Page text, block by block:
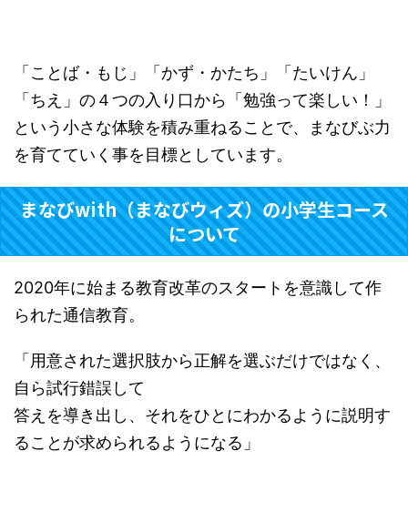
「ことば・もじ」「かず・かたち」「たいけん」
「ちえ」の４つの入り口から「勉強って楽しい！」
という小さな体験を積み重ねることで、まなびぶ力
を育てていく事を目標としています。
まなびwith（まなびウィズ）の小学生コース
について
2020年に始まる教育改革のスタートを意識して作
られた通信教育。
「用意された選択肢から正解を選ぶだけではなく、
自ら試行錯誤して
答えを導き出し、それをひとにわかるように説明す
ることが求められるようになる」